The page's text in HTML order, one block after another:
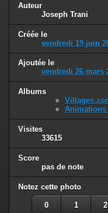
Auteur
Joseph Trani
Créée le
vendredi 19 juin
Ajoutée le
vendredi 26 mars
Albums
Villages
Animations
Visites
33615
Score
pas de note
Notez cette photo
0 1 2